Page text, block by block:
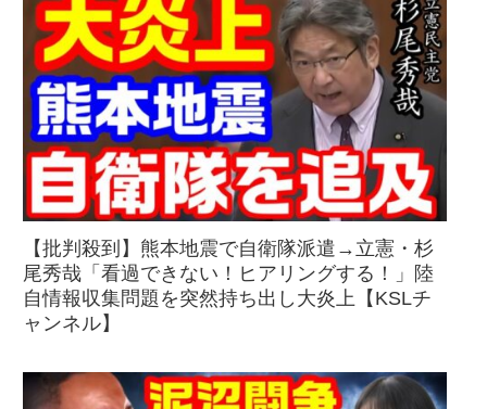
【批判殺到】熊本地震で自衛隊派遣→立憲・杉
尾秀哉「看過できない！ヒアリングする！」陸
自情報収集問題を突然持ち出し大炎上【KSLチ
ャンネル】